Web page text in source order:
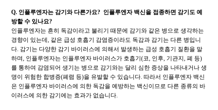
Q. 인플루엔자는 감기와 다른가요? 인플루엔자 백신을 접종하면 감기도 예
방할 수 있나요?
인플루엔자는 흔히 독감이라고 불리기 때문에 감기와 같은 병으로 생각하는
경향이 있는데, 같은 급성 호흡기 감염증이라도 독감과 감기는 다른 병입니
다. 감기는 다양한 감기 바이러스에 의해서 발생하는 급성 호흡기 질환을 말
하며, 인플루엔자는 인플루엔자 바이러스가 호흡기(코, 인후, 기관지, 폐 등)
를 통하여 감염되어 생기는 병으로 감기와는 달리 심한 증상을 나타내거나 생
명이 위험한 합병증(폐렴 등)을 유발할 수 있습니다. 따라서 인플루엔자 백신
은 인플루엔자 바이러스에 의한 독감을 예방하는 백신이므로 다른 종류의 바
이러스에 의한 감기에는 효과가 없습니다.